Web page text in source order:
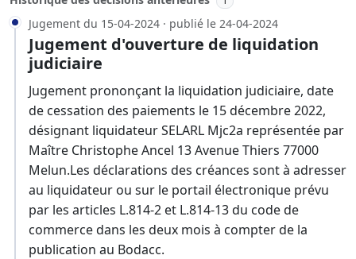
Jugement du 15-04-2024 · publié le 24-04-2024
Jugement d'ouverture de liquidation
judiciaire
Jugement prononçant la liquidation judiciaire, date
de cessation des paiements le 15 décembre 2022,
désignant liquidateur SELARL Mjc2a représentée par
Maître Christophe Ancel 13 Avenue Thiers 77000
Melun.Les déclarations des créances sont à adresser
au liquidateur ou sur le portail électronique prévu
par les articles L.814-2 et L.814-13 du code de
commerce dans les deux mois à compter de la
publication au Bodacc.